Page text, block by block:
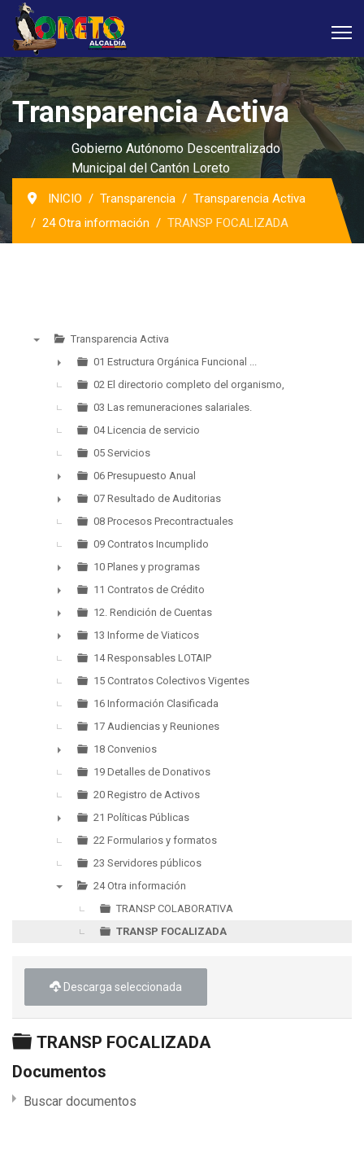
Transparencia Activa
Gobierno Autónomo Descentralizado
Municipal del Cantón Loreto
INICIO Transparencia
Transparencia Activa
24 Otra información
TRANSP FOCALIZADA
Transparencia Activa
►
01 Estructura Orgánica Funcional ...
02 El directorio completo del organismo,
03 Las remuneraciones salariales.
04 Licencia de servicio
05 Servicios
►
06 Presupuesto Anual
►
07 Resultado de Auditorias
08 Procesos Precontractuales
09 Contratos Incumplido
►
10 Planes y programas
►
11 Contratos de Crédito
►
12. Rendición de Cuentas
►
13 Informe de Viaticos
14 Responsables LOTAIP
15 Contratos Colectivos Vigentes
16 Información Clasificada
17 Audiencias y Reuniones
►
18 Convenios
19 Detalles de Donativos
20 Registro de Activos
►
21 Políticas Públicas
22 Formularios y formatos
23 Servidores públicos
24 Otra información
TRANSP COLABORATIVA
TRANSP FOCALIZADA
Descarga seleccionada
Carpeta
TRANSP FOCALIZADA
Documentos
Buscar documentos